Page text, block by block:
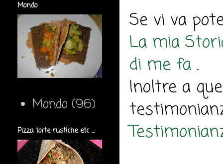
Se vi va
La mia
di me fa .
Inoltre a
Mondo
Mondo (96)
Pizza torte rustiche etc ...